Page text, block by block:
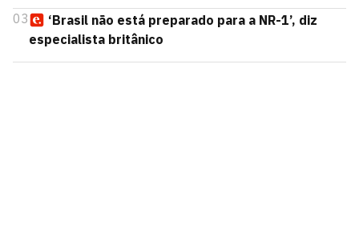
03
‘Brasil não está preparado para a NR-1’, diz
especialista britânico